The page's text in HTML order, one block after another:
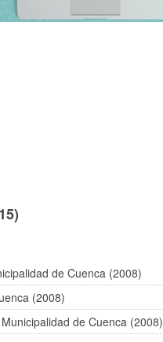
de Cuenca (2008)
(2008)
de Cuenca (2008)